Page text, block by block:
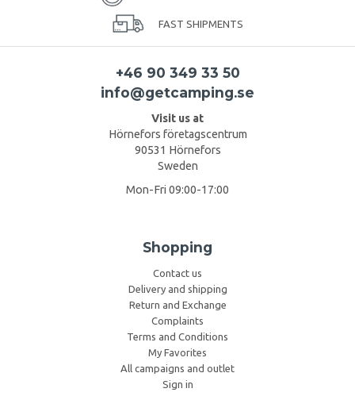
FAST SHIPMENTS
+46 90 349 33 50
info@getcamping.se
Visit us at
Hörnefors företagscentrum
90531 Hörnefors
Sweden
Mon-Fri 09:00-17:00
Shopping
Contact us
Delivery and shipping
Return and Exchange
Complaints
Terms and Conditions
My Favorites
All campaigns and outlet
Sign in